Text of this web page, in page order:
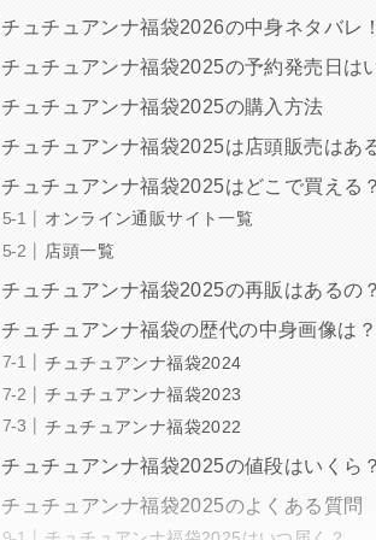
チュチュアンナ福袋2026の中身ネタバレ！
チュチュアンナ福袋2025の予約発売日は
チュチュアンナ福袋2025の購入方法
チュチュアンナ福袋2025は店頭販売はあ
チュチュアンナ福袋2025はどこで買える？
オンライン通販サイト一覧
店頭一覧
チュチュアンナ福袋2025の再販はあるの？
チュチュアンナ福袋の歴代の中身画像は
チュチュアンナ福袋2024
チュチュアンナ福袋2023
チュチュアンナ福袋2022
チュチュアンナ福袋2025の値段はいくら？
チュチュアンナ福袋2025のよくある質問